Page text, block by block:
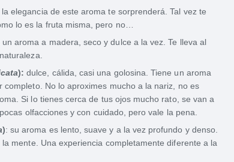
la elegancia de este aroma te sorprenderá. Tal vez te
lo es la fruta misma, pero no…
un aroma a madera, seco y dulce a la vez. Te lleva al
): dulce, cálida, casi una golosina. Tiene un aroma
completo. No lo aproximes mucho a la nariz, no es
Si lo tienes cerca de tus ojos mucho rato, se van a
olfacciones y con cuidado, pero vale la pena.
): su aroma es lento, suave y a la vez profundo y denso.
mente. Una experiencia completamente diferente a la